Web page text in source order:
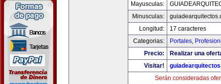
Mayusculas:
Minusculas:
Longitud:
17 caracteres
Categorias:
Portales,
Precio:
Realizar una
Visitar!
Serán consideradas